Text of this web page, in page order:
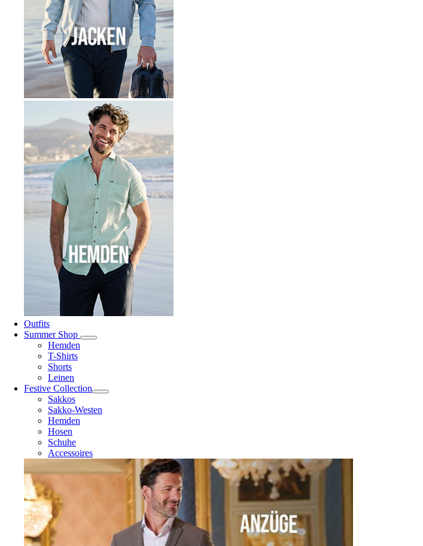
Outfits
Summer Shop
Hemden
T-Shirts
Shorts
Leinen
Festive Collection
Sakkos
Sakko-Westen
Hemden
Hosen
Schuhe
Accessoires